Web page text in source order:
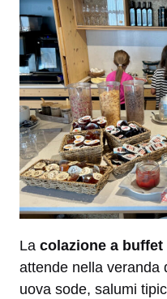
La colazione a
attende nella veranda
uova sode, salumi